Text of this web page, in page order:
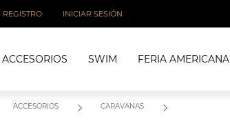
REGISTRO INICIAR SESIÓN
ACCESORIOS SWIM FERIA AMERICANA
ACCESORIOS CARAVANAS